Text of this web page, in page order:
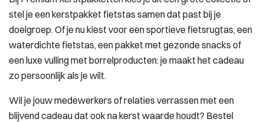
stel je een kerstpakket fietstas samen dat past bij je
doelgroep. Of je nu kiest voor een sportieve fietsrugtas, een
waterdichte fietstas, een pakket met gezonde snacks of
een luxe vulling met borrelproducten: je maakt het cadeau
zo persoonlijk als je wilt.
Wil je jouw medewerkers of relaties verrassen met een
blijvend cadeau dat ook na kerst waarde houdt? Bestel